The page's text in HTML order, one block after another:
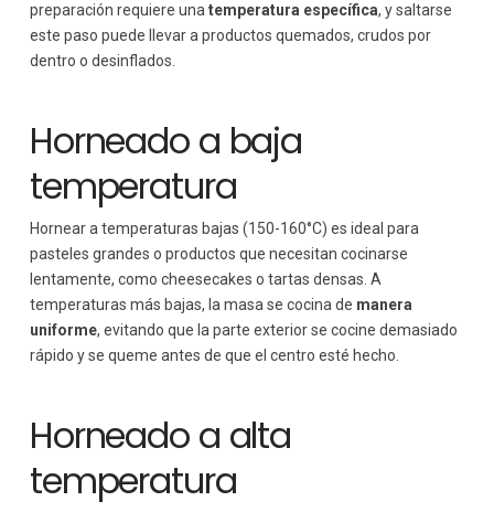
preparación requiere unatemperatura específica, y saltarse
este paso puede llevar a productos quemados, crudos por
dentro o desinflados.
Horneado a baja
temperatura
Hornear a temperaturas bajas (150-160°C) es ideal para
pasteles grandes o productos que necesitan cocinarse
lentamente, como cheesecakes o tartas densas. A
temperaturas más bajas, la masa se cocina de manera
uniforme, evitando que la parte exterior se cocine demasiado
rápido y se queme antes de que el centro esté hecho.
Horneado a alta
temperatura